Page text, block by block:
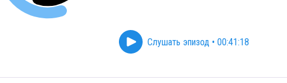
Слушать эпизод •00:41:18